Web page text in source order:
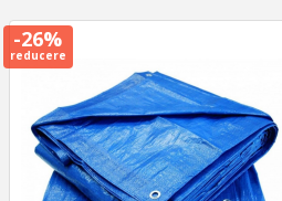
-26%
reducere